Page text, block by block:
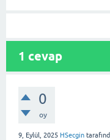
1 cevap
0
oy
9, Eylül, 2025 HSecgin